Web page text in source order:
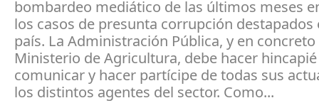
bombardeo mediático de las últimos meses
los casos de presunta corrupción destapados
país. La Administración Pública, y en concreto
Ministerio de Agricultura, debe hacer
comunicar y hacer partícipe de todas sus
los distintos agentes del sector. Como...